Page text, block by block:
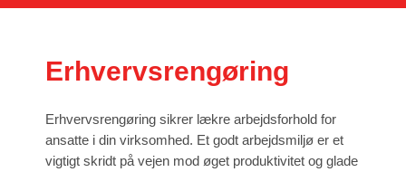
Erhvervsrengøring
Erhvervsrengøring sikrer lækre arbejdsforhold for
ansatte i din virksomhed. Et godt arbejdsmiljø er et
vigtigt skridt på vejen mod øget produktivitet og glade